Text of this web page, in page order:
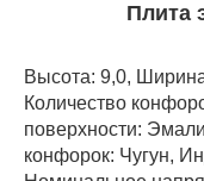
Плита
Высота: 9,0,
Количество
поверхности:
конфорок: Чугун,